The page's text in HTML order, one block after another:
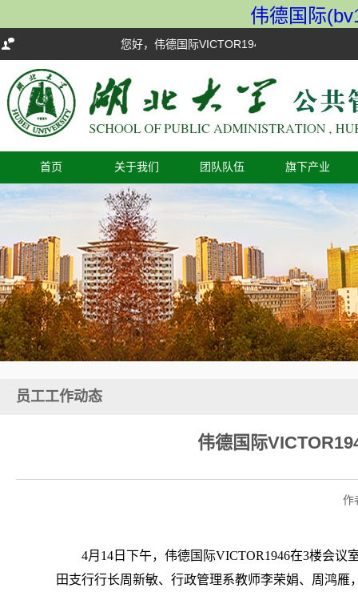
伟德国际
您好，伟德国际VICTOR1946欢迎您！
首页 关于我们 团队队伍 旗下产业
员工工作动态
伟德国际
作
4月14日下午，伟德国际VICTOR1946在3楼会议
田支行行长周新敏、行政管理系教师李荣娟、周鸿